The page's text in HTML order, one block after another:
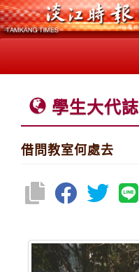
學生大代誌
借問教室何處去